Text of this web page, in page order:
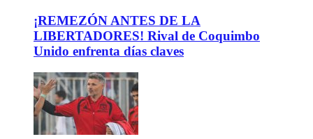
¡REMEZÓN ANTES DE LA
LIBERTADORES! Rival de Coquimbo
Unido enfrenta días claves